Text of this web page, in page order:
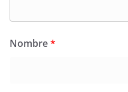
Nombre*